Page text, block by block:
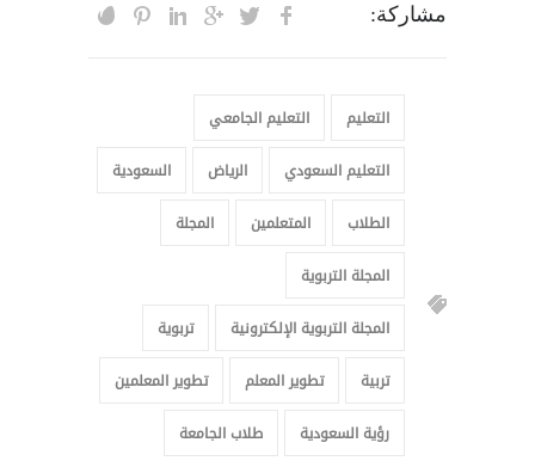
مشاركة:
التعليم
التعليم الجامعي
التعليم السعودي
الرياض
السعودية
الطلاب
المتعلمين
المجلة
المجلة التربوية
المجلة التربوية الإلكترونية
تربوية
تربية
تطوير المعلم
تطوير المعلمين
رؤية السعودية
طلاب الجامعة